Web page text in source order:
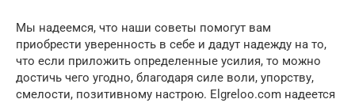
Мы надеемся, что наши советы помогут вам
приобрести уверенность в себе и дадут надежду на то,
что если приложить определенные усилия, то можно
достичь чего угодно, благодаря силе воли, упорству,
смелости, позитивному настрою. Elgreloo.com надеется